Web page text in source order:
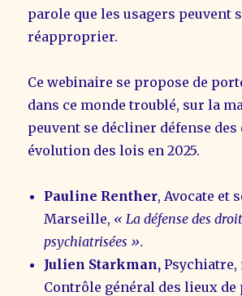
parole que les usagers peuvent
réapproprier.
Ce webinaire se propose de
dans ce monde troublé, sur la
peuvent se décliner défense
évolution des lois en 2025.
Pauline Renther, Avocate et
Marseille, « La défense des
psychiatrisées ».
Julien Starkman,Psychiatre,
Contrôle général des lieux